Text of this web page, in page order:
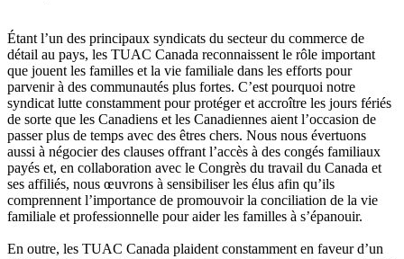
Étant l’un des principaux syndicats du secteurdu commerce de
détail au pays, les TUAC Canada reconnaissent le rôle important
que jouent les familles et la vie familiale dans les efforts pour
parvenir à des communautés plus fortes. C’est pourquoi notre
syndicat lutte constamment pourprotégeret accroître les jours fériés
de sorte que les Canadiens et les Canadiennes aient l’occasion de
passer plus de temps avec des êtres chers. Nous nous évertuons
aussi à négocierdes clauses offrant l’accès à des congés familiaux
payés et, en collaboration avec le Congrès du travail du Canada et
ses affiliés, nous œuvrons à sensibiliserles élus afin qu’ils
comprennent l’importance de promouvoirla conciliation de la vie
familiale et professionnelle pouraiderles familles à s’épanouir.
En outre, les TUAC Canada plaident constamment en faveur d’un